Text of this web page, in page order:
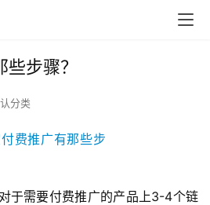
步骤？
分类
于需要付费推广的产品上3-4个链